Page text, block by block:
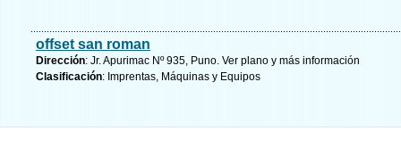
offset san roman
Dirección: Jr. Apurimac Nº 935, Puno. Ver plano y más información
Clasificación: Imprentas, Máquinas y Equipos